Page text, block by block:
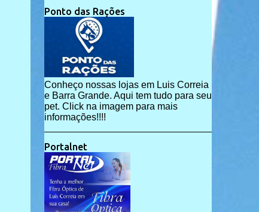
Ponto das Rações
Conheço nossas lojas em Luis Correia
e Barra Grande. Aqui tem tudo para seu
pet. Click na imagem para mais
informações!!!!
Portalnet